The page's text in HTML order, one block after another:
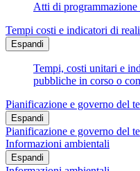
Atti di
Tempi costi e indicatori di
Espandi
Tempi, costi unitari e
pubbliche in corso o
Pianificazione e governo del
Espandi
Pianificazione e governo del
Informazioni ambientali
Espandi